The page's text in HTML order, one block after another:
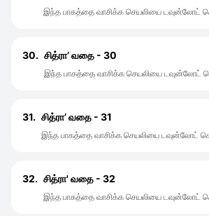
இந்த பாகத்தை வாசிக்க செயலியை டவுன்லோட்
30. சித்ரா’ வதை - 30
இந்த பாகத்தை வாசிக்க செயலியை டவுன்லோட்
31. சித்ரா’ வதை - 31
இந்த பாகத்தை வாசிக்க செயலியை டவுன்லோட்
32. சித்ரா' வதை - 32
இந்த பாகத்தை வாசிக்க செயலியை டவுன்லோட்